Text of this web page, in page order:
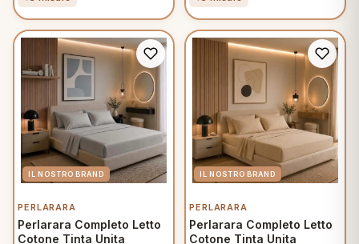
PERLARARA
Perlarara Completo Letto
Cotone Tinta Unita
PERLARARA
Perlarara Completo Letto
Cotone Tinta Unita